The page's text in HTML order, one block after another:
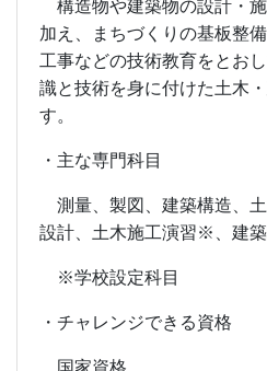
構造物や建築物の設計・
加え、まちづくりの基板整
工事などの技術教育をとお
識と技術を身に付けた土木
す。
・主な専門科目
測量、製図、建築構造、
設計、土木施工演習※、建
※学校設定科目
・チャレンジできる資格
国家資格